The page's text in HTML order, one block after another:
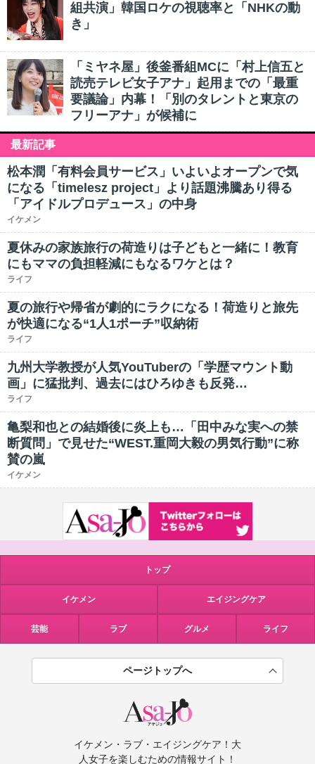
組共演」韓国ロケの視聴率と「NHKの動
き」
「ミヤネ屋」後釜番組MCに「村上信五と
読売テレビ女子アナ」起用までの「最重
要議論」内幕！「別のタレントと東京の
フリーアナ」が候補に
最新記事
松本潤「有料会員サービス」いよいよオープンで気
になる「timelesz project」より話題沸騰あり得る
「アイドルプロデュース」の中身
イケメン
夏休みの家族旅行の荷造りは子どもと一緒に！教育
にもママの負担軽減にもなるワケとは？
ライフ
夏の旅行や帰省が劇的にラクになる！荷造りと旅先
が快適になる“1人1ポーチ”収納術
ライフ
九州大学教授が人気YouTuberの「学歴マウント動
画」に猛批判、過去にはひろゆきも反発…
ライフ
亀梨和也との結婚後に炎上も…「田中みな実への禁
断質問」で見せた“WEST.重岡大毅の男気行動”に称
賛の嵐
イケメン
トップ
イケメン エイジングケア
芸能 ラブ グルメ ライフ
ページトップへ
イケメン・ラブ・エイジングケア！大
人女子を楽しむための情報サイト！